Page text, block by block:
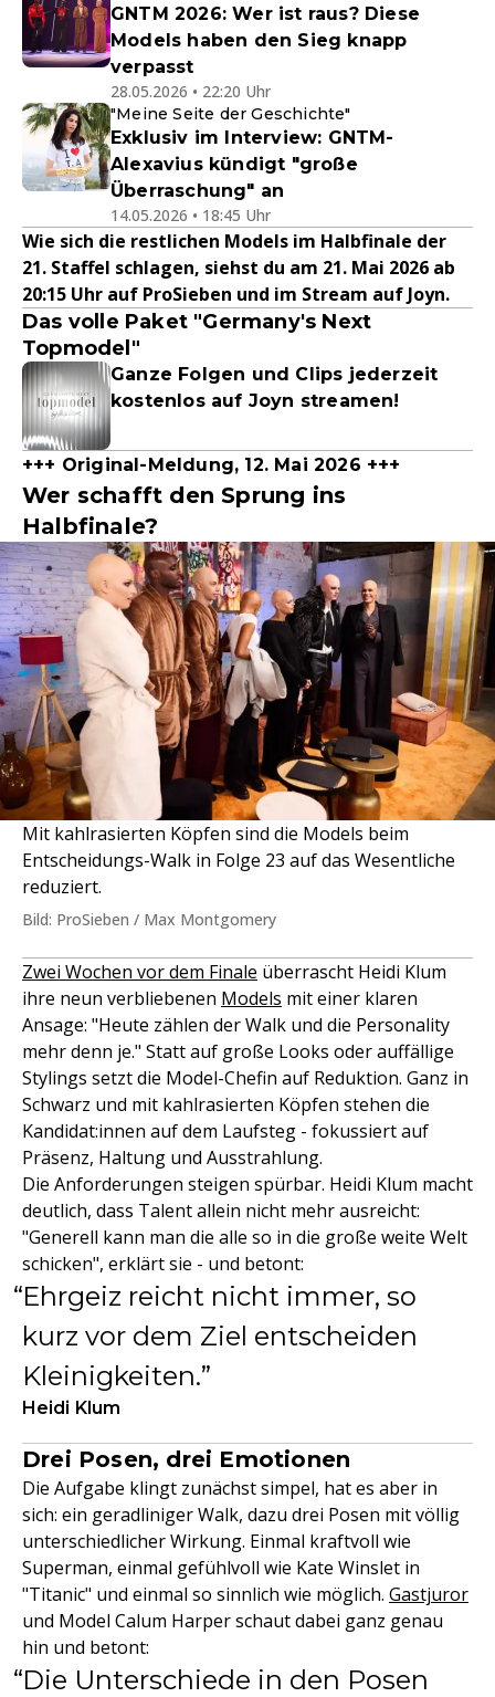
GNTM 2026: Wer ist raus? Diese
Models haben den Sieg knapp
verpasst
28.05.2026 • 22:20 Uhr
"Meine Seite der Geschichte"
Exklusiv im Interview: GNTM-
Alexavius kündigt "große
Überraschung" an
14.05.2026 • 18:45 Uhr
Wie sich die restlichen Models im Halbfinale der
21. Staffel schlagen, siehst du am 21. Mai 2026 ab
20:15 Uhr auf ProSieben und im Stream auf Joyn.
Das volle Paket "Germany's Next
Topmodel"
Ganze Folgen und Clips jederzeit
kostenlos auf Joyn streamen!
+++ Original-Meldung, 12. Mai 2026 +++
Wer schafft den Sprung ins
Halbfinale?
Mit kahlrasierten Köpfen sind die Models beim
Entscheidungs-Walk in Folge 23 auf das Wesentliche
reduziert.
Bild: ProSieben / Max Montgomery
Zwei Wochen vor dem Finale überrascht Heidi Klum
ihre neun verbliebenen Models mit einer klaren
Ansage: "Heute zählen der Walk und die Personality
mehr denn je." Statt auf große Looks oder auffällige
Stylings setzt die Model-Chefin auf Reduktion. Ganz in
Schwarz und mit kahlrasierten Köpfen stehen die
Kandidat:innen auf dem Laufsteg - fokussiert auf
Präsenz, Haltung und Ausstrahlung.
Die Anforderungen steigen spürbar. Heidi Klum macht
deutlich, dass Talent allein nicht mehr ausreicht:
"Generell kann man die alle so in die große weite Welt
schicken", erklärt sie - und betont:
Ehrgeiz reicht nicht immer, so
kurz vor dem Ziel entscheiden
Kleinigkeiten.
Heidi Klum
Drei Posen, drei Emotionen
Die Aufgabe klingt zunächst simpel, hat es aber in
sich: ein geradliniger Walk, dazu drei Posen mit völlig
unterschiedlicher Wirkung. Einmal kraftvoll wie
Superman, einmal gefühlvoll wie Kate Winslet in
"Titanic" und einmal so sinnlich wie möglich. Gastjuror
und Model Calum Harper schaut dabei ganz genau
hin und betont:
Die Unterschiede in den Posen